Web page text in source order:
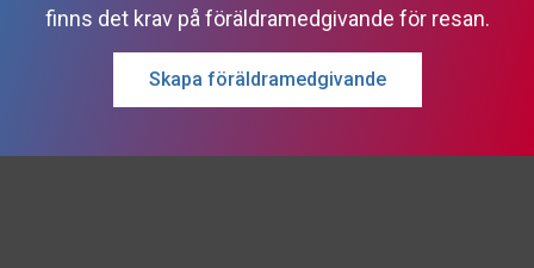
finns det krav på föräldramedgivande för resan.
Skapa föräldramedgivande